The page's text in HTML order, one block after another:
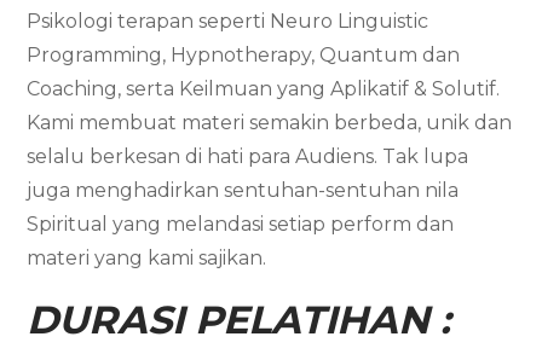
Psikologi terapan seperti Neuro Linguistic
Programming, Hypnotherapy, Quantum dan
Coaching, serta Keilmuan yang Aplikatif & Solutif.
Kami membuat materi semakin berbeda, unik dan
selalu berkesan di hati para Audiens. Tak lupa
juga menghadirkan sentuhan-sentuhan nila
Spiritual yang melandasi setiap perform dan
materi yang kami sajikan.
DURASI PELATIHAN :